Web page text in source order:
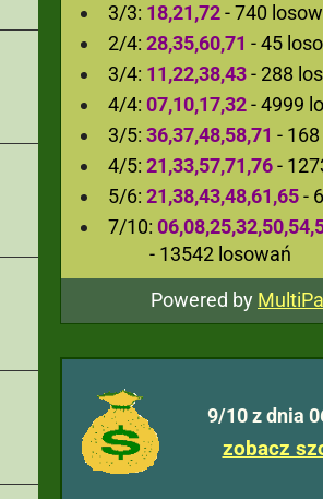
3/3: 18,21,72- 740
2/4: 28,35,60,71 - 45
3/4: 11,22,38,43- 288
4/4: 07,10,17,32- 4999
3/5: 36,37,48,58,71 -
4/5: 21,33,57,71,76-
5/6: 21,38,43,48,61,65-
7/10:
- 13542 losowań
Powered by
9/10 z dnia
zobacz